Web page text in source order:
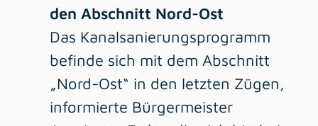
den Abschnitt Nord-Ost
Das Kanalsanierungsprogramm
befinde sich mit dem Abschnitt
„Nord-Ost“ in den letzten Zügen,
informierte Bürgermeister